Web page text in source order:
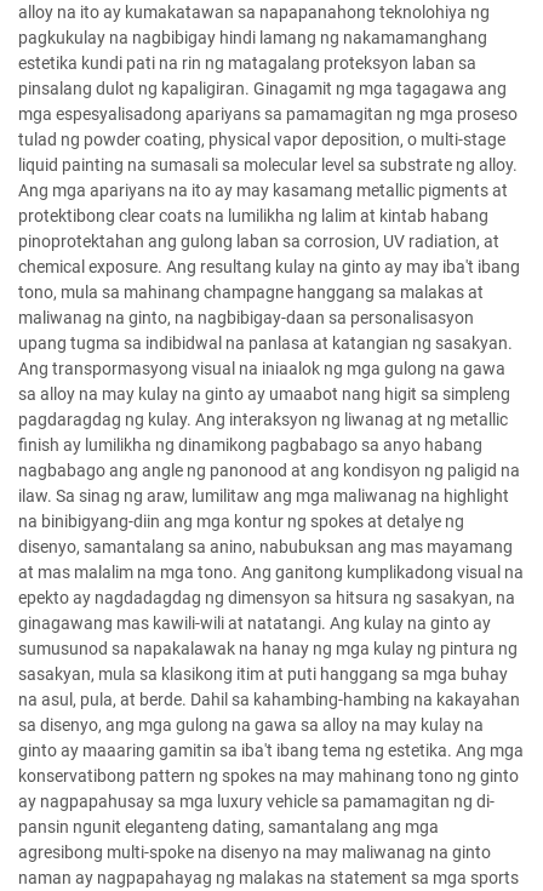
alloy na ito ay kumakatawan sa napapanahong teknolohiya ng
pagkukulay na nagbibigay hindi lamang ng nakamamanghang
estetika kundi pati na rin ng matagalang proteksyon laban sa
pinsalang dulot ng kapaligiran. Ginagamit ng mga tagagawa ang
mga espesyalisadong apariyans sa pamamagitan ng mga proseso
tulad ng powder coating, physical vapor deposition, o multi-stage
liquid painting na sumasali sa molecular level sa substrate ng alloy.
Ang mga apariyans na ito ay may kasamang metallic pigments at
protektibong clear coats na lumilikha ng lalim at kintab habang
pinoprotektahan ang gulong laban sa corrosion, UV radiation, at
chemical exposure. Ang resultang kulay na ginto ay may iba't ibang
tono, mula sa mahinang champagne hanggang sa malakas at
maliwanag na ginto, na nagbibigay-daan sa personalisasyon
upang tugma sa indibidwal na panlasa at katangian ng sasakyan.
Ang transpormasyong visual na iniaalok ng mga gulong na gawa
sa alloy na may kulay na ginto ay umaabot nang higit sa simpleng
pagdaragdag ng kulay. Ang interaksyon ng liwanag at ng metallic
finish ay lumilikha ng dinamikong pagbabago sa anyo habang
nagbabago ang angle ng panonood at ang kondisyon ng paligid na
ilaw. Sa sinag ng araw, lumilitaw ang mga maliwanag na highlight
na binibigyang-diin ang mga kontur ng spokes at detalye ng
disenyo, samantalang sa anino, nabubuksan ang mas mayamang
at mas malalim na mga tono. Ang ganitong kumplikadong visual na
epekto ay nagdadagdag ng dimensyon sa hitsura ng sasakyan, na
ginagawang mas kawili-wili at natatangi. Ang kulay na ginto ay
sumusunod sa napakalawak na hanay ng mga kulay ng pintura ng
sasakyan, mula sa klasikong itim at puti hanggang sa mga buhay
na asul, pula, at berde. Dahil sa kahambing-hambing na kakayahan
sa disenyo, ang mga gulong na gawa sa alloy na may kulay na
ginto ay maaaring gamitin sa iba't ibang tema ng estetika. Ang mga
konservatibong pattern ng spokes na may mahinang tono ng ginto
ay nagpapahusay sa mga luxury vehicle sa pamamagitan ng di-
pansin ngunit eleganteng dating, samantalang ang mga
agresibong multi-spoke na disenyo na may maliwanag na ginto
naman ay nagpapahayag ng malakas na statement sa mga sports